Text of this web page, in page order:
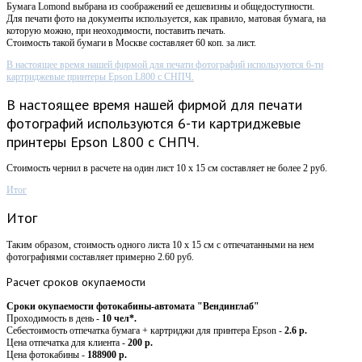
Бумага Lomond выбрана из соображений ее дешевизны и общедоступности.
Для печати фото на документы используется, как правило, матовая бумага, на
которую можно, при неоходимости, поставить печать.
Стоимость такой бумаги в Москве составляет 60 коп. за лист.
В настоящее время нашей фирмой для печати фотографий используются 6-ти
картриджевые принтеры Epson L800 с СНПЧ.
В настоящее время нашей фирмой для печати
фотографий используются 6-ти картриджевые
принтеры Epson L800 с СНПЧ.
Стоимость чернил в расчете на один лист 10 х 15 см составляет не более 2 руб.
Итог
Итог
Таким образом, стоимость одного листа 10 х 15 см с отпечатанными на нем
фотографиями составляет примерно 2.60 руб.
Расчетсроков окупаемости
Сроки окупаемости фотокабины-автомата "Вендинглаб"
Проходимость в день - 10 чел*.
Себестоимость отпечатка бумага + картриджи для принтера Epson - 2.6 р.
Цена отпечатка для клиента - 200 р.
Цена фотокабины - 188900 р.